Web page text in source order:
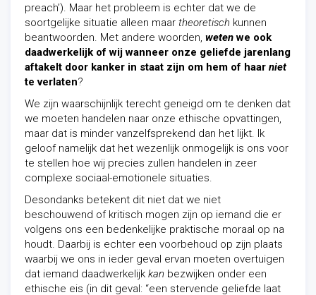
preach’). Maar het probleem is echter dat we de
soortgelijke situatie alleen maar theoretisch kunnen
beantwoorden. Met andere woorden, wetenwe ook
daadwerkelijk of wij wanneer onze geliefde jarenlang
aftakelt door kanker in staat zijn om hem of haar niet
te verlaten?
We zijn waarschijnlijk terecht geneigd om te denken dat
we moeten handelen naar onze ethische opvattingen,
maar dat is minder vanzelfsprekend dan het lijkt. Ik
geloof namelijk dat het wezenlijk onmogelijk is ons voor
te stellen hoe wij precies zullen handelen in zeer
complexe sociaal-emotionele situaties.
Desondanks betekent dit niet dat we niet
beschouwend of kritisch mogen zijn op iemand die er
volgens ons een bedenkelijke praktische moraal op na
houdt. Daarbij is echter een voorbehoud op zijn plaats
waarbij we ons in ieder geval ervan moeten overtuigen
dat iemand daadwerkelijk kan bezwijken onder een
ethische eis (in dit geval: “een stervende geliefde laat